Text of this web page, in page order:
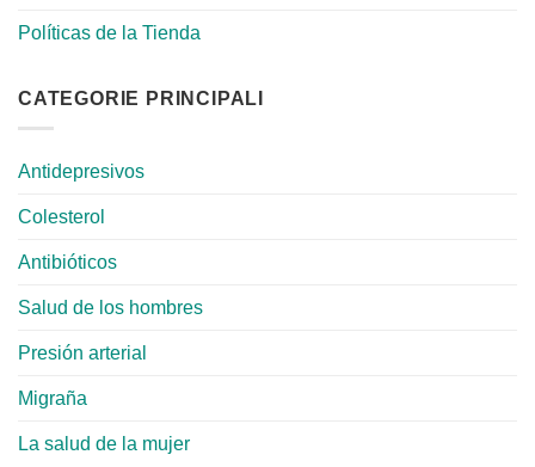
Políticas de la Tienda
CATEGORIE PRINCIPALI
Antidepresivos
Colesterol
Antibióticos
Salud de los hombres
Presión arterial
Migraña
La salud de la mujer